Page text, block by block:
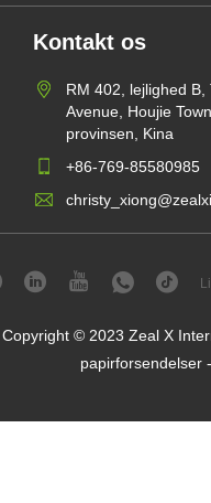
Kontakt os
RM 402, lejlighed
Avenue, Houjie
provinsen, Kina
+86-769-85580985
Copyright © 2023 Zeal X
papirforsendelser